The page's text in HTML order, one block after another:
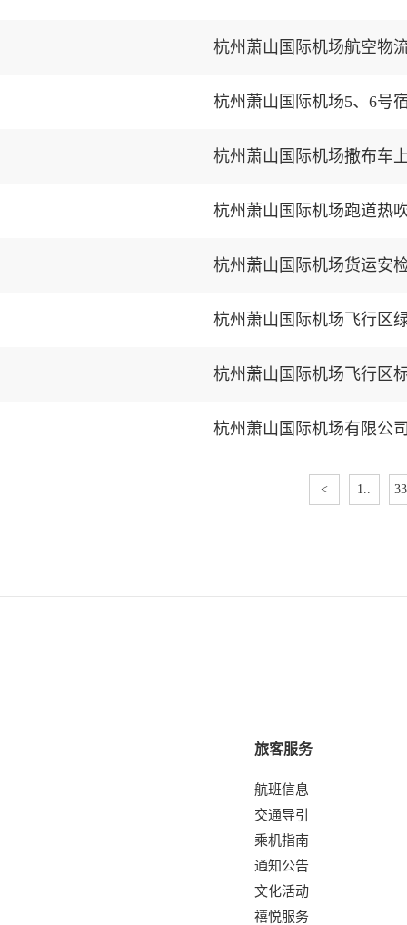
杭州萧山国际机场航空物
杭州萧山国际机场5、6号
杭州萧山国际机场撒布车
杭州萧山国际机场跑道热
杭州萧山国际机场货运安
杭州萧山国际机场飞行区
杭州萧山国际机场飞行区
杭州萧山国际机场有限公
< 1..
旅客服务
航班信息
交通导引
乘机指南
通知公告
文化活动
禧悦服务